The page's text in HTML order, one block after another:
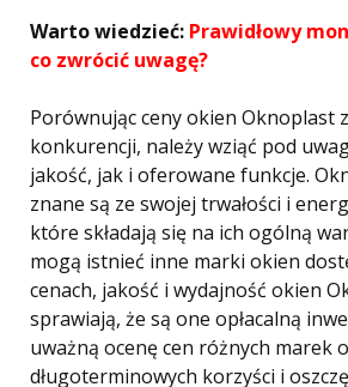
Warto wiedzieć: Prawidłowy
co zwrócić uwagę?
Porównując ceny okien Oknoplast
konkurencji, należy wziąć pod
jakość, jak i oferowane funkcje.
znane są ze swojej trwałości i
które składają się na ich ogólną
mogą istnieć inne marki okien
cenach, jakość i wydajność okien
sprawiają, że są one opłacalną
uważną ocenę cen różnych marek
długoterminowych korzyści i